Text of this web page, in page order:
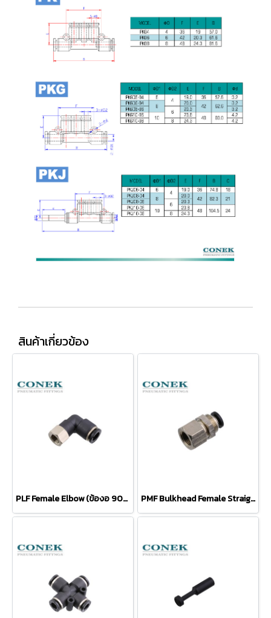
สินค้าเกี่ยวข้อง
PLF Female Elbow (ข้องอ 90องศาเกลียวใน) PMF Bulkhead Female Straight (ต่อตรงยึดตู้ เกลียวใน)